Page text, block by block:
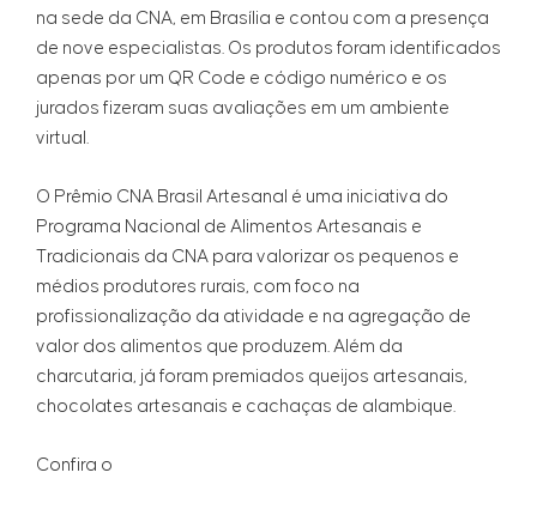
na sede da CNA, em Brasília e contou com a presença
de nove especialistas. Os produtos foram identificados
apenas por um QR Code e código numérico e os
jurados fizeram suas avaliações em um ambiente
virtual.
O Prêmio CNA Brasil Artesanal é uma iniciativa do
Programa Nacional de Alimentos Artesanais e
Tradicionais da CNA para valorizar os pequenos e
médios produtores rurais, com foco na
profissionalização da atividade e na agregação de
valor dos alimentos que produzem. Além da
charcutaria, já foram premiados queijos artesanais,
chocolates artesanais e cachaças de alambique.
Confira o